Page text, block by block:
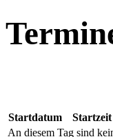
Startdatum Startzeit
An diesem Tag sind